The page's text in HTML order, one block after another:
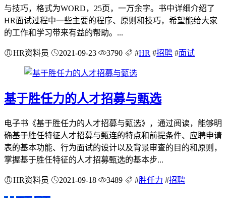
与技巧，格式为WORD，25页，一万余字。书中详细介绍了
HR面试过程中一些主要的程序、原则和技巧，希望能给大家
的工作和学习带来有益的帮助。...
HR资料员 2021-09-23 3790 #HR #招聘 #面试
基于胜任力的人才招募与甄选
电子书《基于胜任力的人才招募与甄选》，通过阅读，能够明
确基于胜任特征人才招募与甄连的特点和前提条件、应聘申请
表的基本功能、行为面试的设计以及背景审查的目的和原则，
掌握基于胜任特征的人才招募甄选的基本步...
HR资料员 2021-09-18 3489 #胜任力 #招聘